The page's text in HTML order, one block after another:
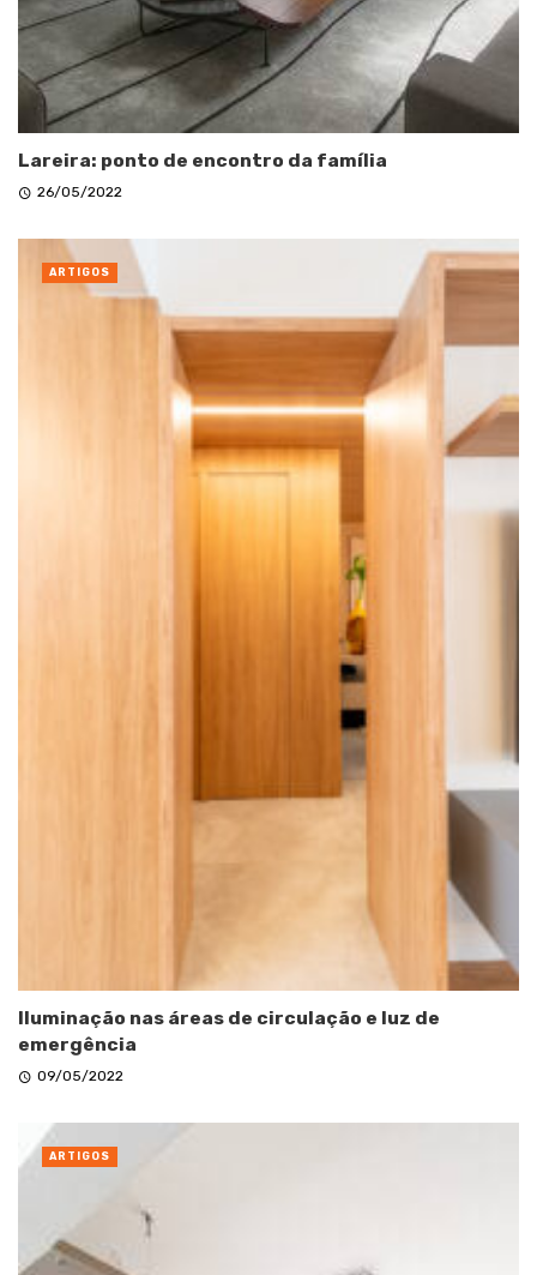
Lareira: ponto de encontro da família
26/05/2022
Iluminação nas áreas de circulação e luz de
emergência
09/05/2022
ARTIGOS
ARTIGOS